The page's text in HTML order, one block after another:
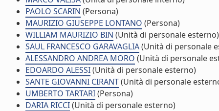
PAOLO SCARIN (Persona)
MAURIZIO GIUSEPPE LONTANO (Persona)
WILLIAM MAURIZIO BIN (Unità di personale esterno)
SAUL FRANCESCO GARAVAGLIA(Unità di personale
ALESSANDRO ANDREA MORO (Unità di personale
EDOARDO ALESSI(Unità di personale esterno)
SANTE GIOVANNI CIRANT(Unità di personale
UMBERTO TARTARI(Persona)
DARIA RICCI(Unità di personale esterno)